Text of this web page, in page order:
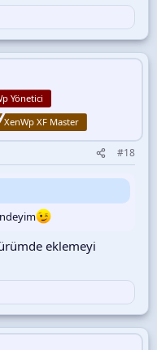
Yönetici
XenWp XF Master
#18
eklemeyi